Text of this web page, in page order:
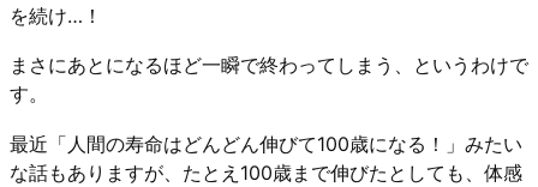
を続け…！
まさにあとになるほど一瞬で終わってしまう、というわけで
す。
最近「人間の寿命はどんどん伸びて100歳になる！」みたい
な話もありますが、たとえ100歳まで伸びたとしても、体感